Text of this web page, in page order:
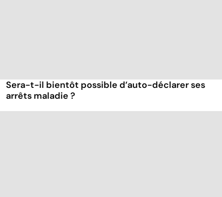
Sera-t-il bientôt possible d’auto-déclarer ses
arrêts maladie ?